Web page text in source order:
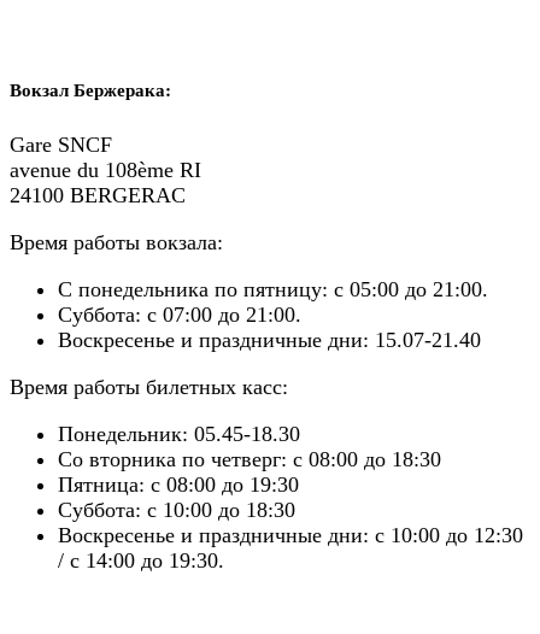
Вокзал Бержерака:
Gare SNCF
avenue du 108ème RI
24100 BERGERAC
Время работы вокзала:
С понедельника по пятницу: с 05:00 до 21:00.
Суббота: с 07:00 до 21:00.
Воскресенье и праздничные дни: 15.07-21.40
Время работы билетных касс:
Понедельник: 05.45-18.30
Со вторника по четверг: с 08:00 до 18:30
Пятница: с 08:00 до 19:30
Суббота: с 10:00 до 18:30
Воскресенье и праздничные дни: с 10:00 до 12:30
/ с 14:00 до 19:30.